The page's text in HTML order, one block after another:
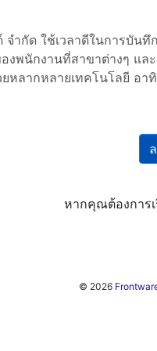
ำกัด ใช้เวลาดีในการบันทึ
องพนักงานที่สาขาต่างๆ แ
หลากหลายเทคโนโลยี อ
หากคุณต้องการเ
© 2026